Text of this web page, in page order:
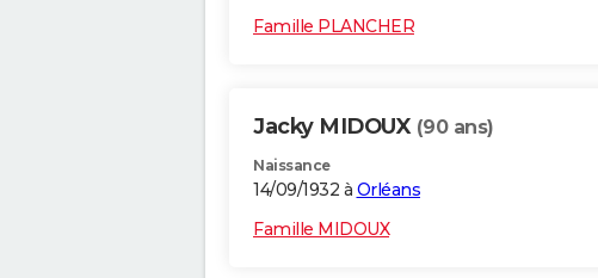
Famille PLANCHER
Jacky MIDOUX (90 ans)
Naissance
14/09/1932 à Orléans
Famille MIDOUX